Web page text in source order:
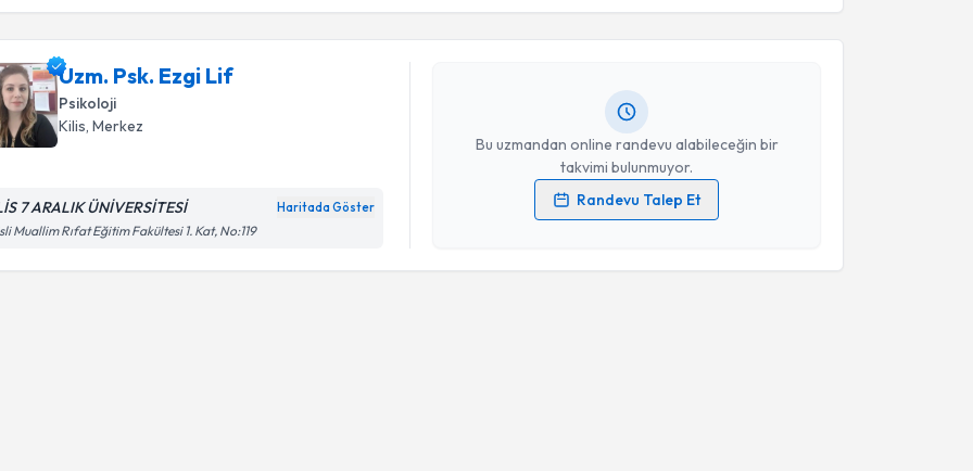
Uzm. Psk. Ezgi Lif
Psikoloji
Kilis , Merkez
7 ARALIK ÜNİVERSİTESİ Haritada Göster
Muallim Rıfat Eğitim Fakültesi 1. Kat, No:119
Bu uzmandan online randevu alabileceğin bir
takvimi bulunmuyor.
Randevu Talep Et
Kişisel verilerimin işlenmesine ilişkinAydınlatma Metni